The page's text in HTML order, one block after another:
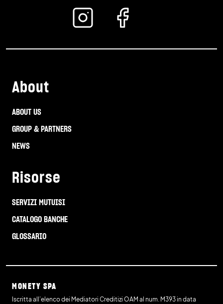
About
ABOUT US
GROUP & PARTNERS
NEWS
Risorse
SERVIZI MUTUISI
CATALOGO BANCHE
GLOSSARIO
MONETY SPA
Iscritta all’elenco dei Mediatori Creditizi OAM al num. M393 in data